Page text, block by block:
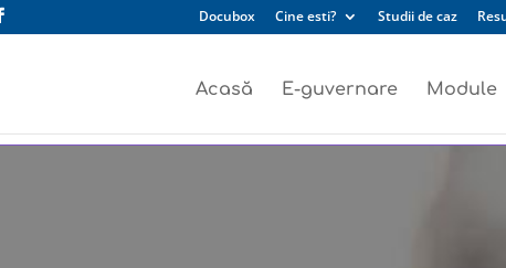
Docubox Cine esti? Studii de caz
Acasă E-guvernare Module